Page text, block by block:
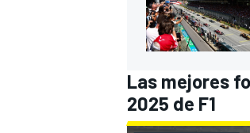
Las mejores
2025 de F1